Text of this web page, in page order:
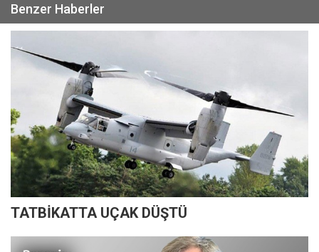
Benzer Haberler
TATBİKATTA UÇAK DÜŞTÜ